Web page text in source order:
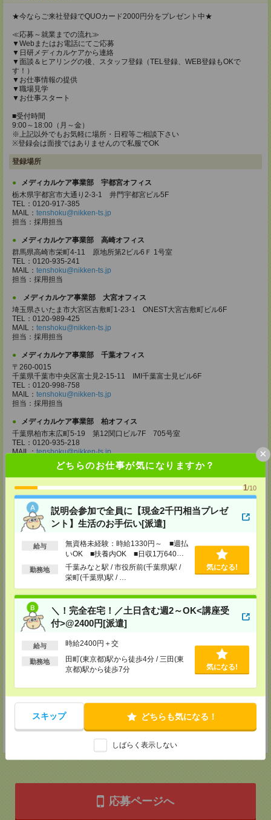
どちらのお仕事が気になりますか？
1/10
説明会参加で全員に【現金2千円相当プレゼ
ント】生活のお手伝い[派遣]
給与
無資格未経験：時給1330円～ ■週払
いOK ■扶養内OK ■日収1万640円
以上
勤務地
千葉みなと駅 / 市役所前(千葉県)駅 /
栄町(千葉県)駅 / …
気になる!
＼！完全在宅！／土日含む週2～OK<講座受
付>@2400円[派遣]
給与 時給2400円＋交
勤務地
田町(東京都)駅から徒歩4分 / 三田(東
京都)駅から徒歩7分
気になる!
スキップ どちらも気になる！
しばらく表示しない
×
★今ならご来社登録でQUOカード2000円分をプレゼント中★
≪応募～就業までの流れ≫
▼Webまたはお電話にてご応募
▼日研メディカルケアから連絡
▼面談＆ヒアリングの後、スタッフ登録（TEL登録、WEB登録もOKで
す！）
▼お仕事情報の提供
▼職場見学
▼お仕事スタート
■受付時間
9:00～18:00（月～金）
※上記以外でもお気軽に場所・日程等ご相談下さい
※登録会は面接ではありませんので私服でOK
登録場所
メディカルケア事業部 宇都宮オフィス
栃木県宇都宮市大通り2-3-1 井門宇都宮ビル5F
TEL：0120-917-385
MAIL： tenshoku@nikken-ts.jp
担当：採用担当
メディカルケア事業部 高崎オフィス
群馬県高崎市栄町4-11 原地所第2ビル6Ｆ 1号室
TEL：0120-935-241
MAIL： tenshoku@nikken-ts.jp
担当：採用担当
メディカルケア事業部 大宮オフィス
埼玉県さいたま市大宮区吉敷町1-23-1 ONEST大宮吉敷町ビル6F
TEL：0120-989-425
MAIL： tenshoku@nikken-ts.jp
担当：採用担当
メディカルケア事業部 千葉オフィス
〒260-0015
千葉県千葉市中央区富士見2-15-11 IMI千葉富士見ビル6F
TEL：0120-998-758
MAIL： tenshoku@nikken-ts.jp
担当：採用担当
メディカルケア事業部 柏オフィス
千葉県柏市末広町5-19 第12関口ビル7F 705号室
TEL：0120-935-218
MAIL：tenshoku@nikken-ts.jp
担当：採用担当
メディカルケア事業部 新宿オフィス
東京都新宿区新宿2-3-10 新宿御苑ビル6階
TEL：0120-457-235
MAIL： tenshoku@nikken-ts.jp
担当：採用担当
東京都立川市錦町1-12-14
TEL：0120-934-200
MAIL：tenshoku@nikken-ts.jp
担当：採用担当
メディカルケア事業部 町田オフィス
東京都町田市森野1-7-23 大樹生命町田ビル6F
TEL：0120-453-285
MAIL：tenshoku@nikken-ts.jp
担当：採用担当
メディカルケア事業部 横浜オフィス
神奈川県横浜市保土ケ谷区神戸町134 横浜ビジネスパークサウスタワー
MAIL：tenshoku@nikken-ts.jp
登録交通費
応募ページへ